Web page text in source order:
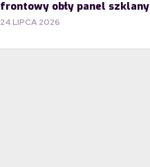
frontowy obły panel szklany
24 LIPCA 2026